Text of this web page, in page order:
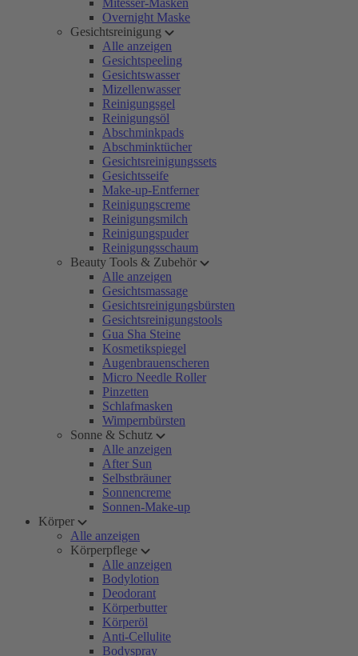
Mitesser-Masken
Overnight Maske
Gesichtsreinigung
Alle anzeigen
Gesichtspeeling
Gesichtswasser
Mizellenwasser
Reinigungsgel
Reinigungsöl
Abschminkpads
Abschminktücher
Gesichtsreinigungssets
Gesichtsseife
Make-up-Entferner
Reinigungscreme
Reinigungsmilch
Reinigungspuder
Reinigungsschaum
Beauty Tools & Zubehör
Alle anzeigen
Gesichtsmassage
Gesichtsreinigungsbürsten
Gesichtsreinigungstools
Gua Sha Steine
Kosmetikspiegel
Augenbrauenscheren
Micro Needle Roller
Pinzetten
Schlafmasken
Wimpernbürsten
Sonne & Schutz
Alle anzeigen
After Sun
Selbstbräuner
Sonnencreme
Sonnen-Make-up
Körper
Alle anzeigen
Körperpflege
Alle anzeigen
Bodylotion
Deodorant
Körperbutter
Körperöl
Anti-Cellulite
Bodyspray